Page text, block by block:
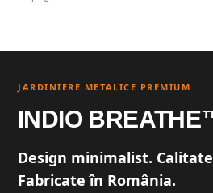
JARDINIERE METALICE PREMIUM
INDIO
Design minimalist.
Fabricate în România.